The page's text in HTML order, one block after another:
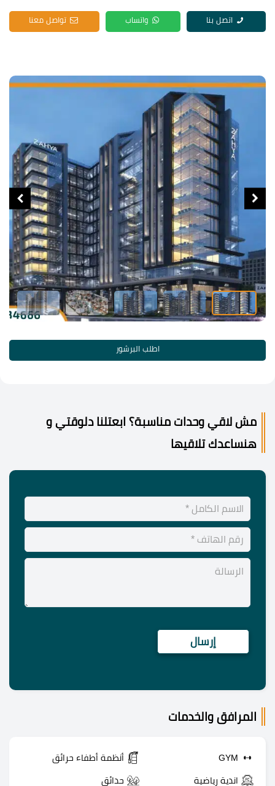
اتصل بنا واتساب تواصل معنا
اطلب البرشور
مش لاقي وحدات مناسبة؟ ابعتلنا دلوقتي و
هنساعدك تلاقيها
المرافق والخدمات
GYM أنظمة أطفاء حرائق
اندية رياضية حدائق